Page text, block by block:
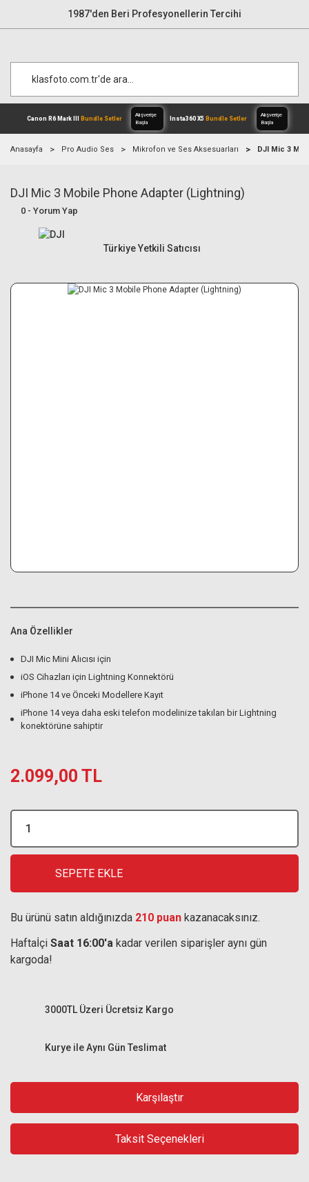
1987'den Beri Profesyonellerin Tercihi
Canon R6 Mark IIIBundle Setler
Alışverişe
Anasayfa Pro Audio Ses Mikrofon ve Ses Aksesuarları DJI Mic 3
DJI Mic 3 Mobile Phone Adapter (Lightning)
0 - Yorum Yap
Türkiye Yetkili Satıcısı
Ana Özellikler
DJI Mic Mini Alıcısı için
iOS Cihazları için Lightning Konnektörü
iPhone 14 ve Önceki Modellere Kayıt
iPhone 14 veya daha eski telefon modelinize takılan bir Lightning
konektörüne sahiptir
2.099,00 TL
SEPETE EKLE
Bu ürünü satın aldığınızda 210 puan kazanacaksınız.
Haftaİçi Saat 16:00'a kadar verilen siparişler aynı gün
kargoda!
Kurye ile Aynı Gün Teslimat
3000TL Üzeri Ücretsiz Kargo
Karşılaştır
Taksit Seçenekleri